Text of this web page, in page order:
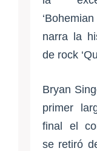
narra la
de rock
Bryan
primer
final el
se retiró